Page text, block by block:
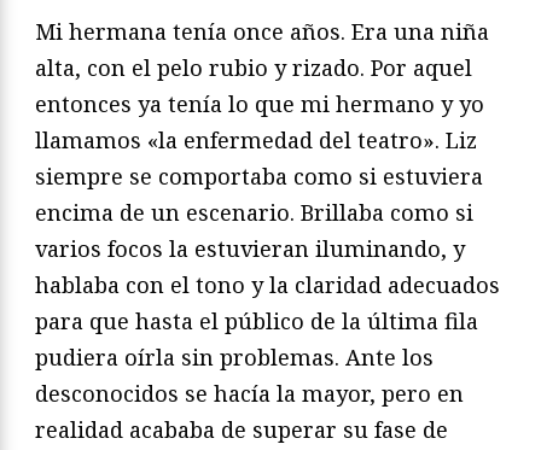
Mi hermana tenía once años. Era una niña
alta, con el pelo rubio y rizado. Por aquel
entonces ya tenía lo que mi hermano y yo
llamamos «la enfermedad del teatro». Liz
siempre se comportaba como si estuviera
encima de un escenario. Brillaba como si
varios focos la estuvieran iluminando, y
hablaba con el tono y la claridad adecuados
para que hasta el público de la última fila
pudiera oírla sin problemas. Ante los
desconocidos se hacía la mayor, pero en
realidad acababa de superar su fase de